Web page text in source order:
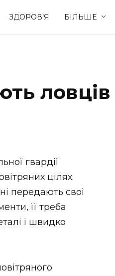
ЗДОРОВ’Я БІЛЬШЕ
Стиль життя
ловців
гвардії
цілях.
передають свої
її треба
і швидко